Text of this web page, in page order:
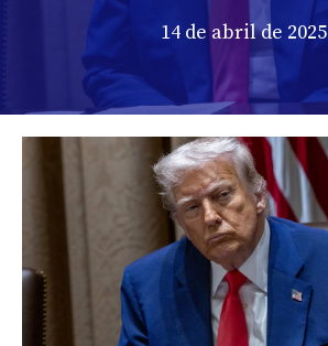
14 de abril de 2025